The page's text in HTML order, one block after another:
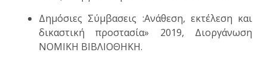
Δημόσιες Σύμβασεις :Aνάθεση, εκτέλεση και
δικαστική προστασία» 2019, Διοργάνωση
ΝΟΜΙΚΗ ΒΙΒΛΙΟΘΗΚΗ.